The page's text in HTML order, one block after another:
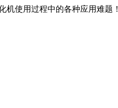
机使用过程中的各种应用难题！